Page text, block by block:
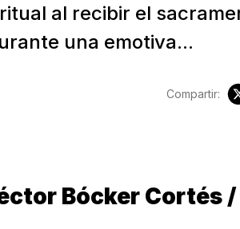
al recibir el
una emotiva...
Compartir:
Bócker Cortés /